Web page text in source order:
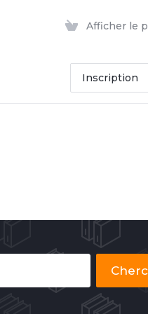
Afficher le
Inscription